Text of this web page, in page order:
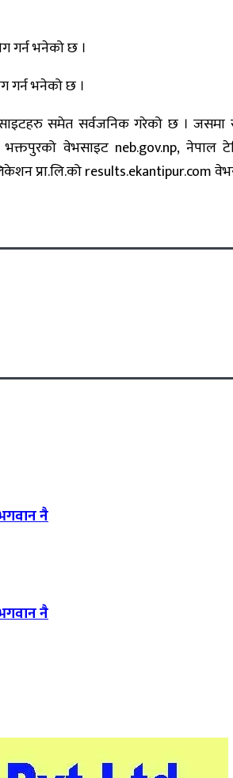
गर्न भनेको छ ।
गर्न भनेको छ ।
समेत सर्वजनिक गरेको छ । जसमा
भक्तपुरको वेभसाइट neb.gov.np,
प्रा.लि.को results.ekantipur.com
नै
नै